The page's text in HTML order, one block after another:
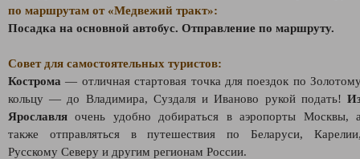
по маршрутам от «Медвежий тракт»:
Посадка на основной автобус. Отправление по маршруту.
Совет для самостоятельных туристов:
Кострома — отличная стартовая точка для поездок по
кольцу — до Владимира, Суздаля и Иваново рукой подать!
Ярославля очень удобно добираться в аэропорты Москвы,
также отправляться в путешествия по Беларуси,
Русскому Северу и другим регионам России.